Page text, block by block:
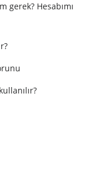
gerek? Hesabımı